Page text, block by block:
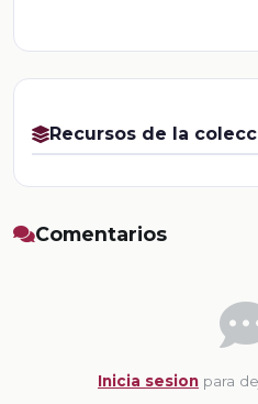
Recursos de la
Comentarios
Inicia sesion para